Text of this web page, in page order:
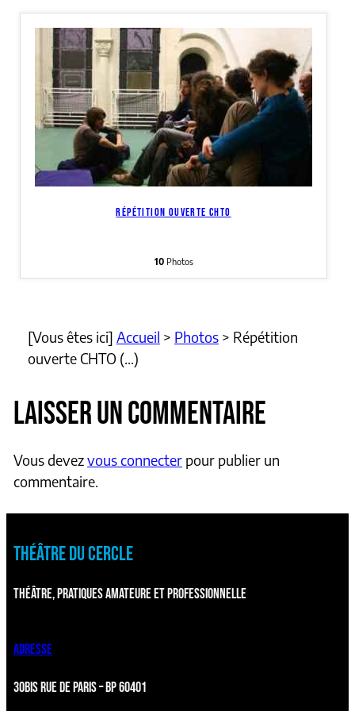
RÉPÉTITION OUVERTE CHTO
10Photos
[Vous êtes ici] Accueil > Photos> Répétition
ouverte CHTO (…)
LAISSER UN COMMENTAIRE
Vous devezvous connecterpour publier un
commentaire.
THÉÂTRE DU CERCLE
THÉÂTRE, PRATIQUES AMATEURE ET PROFESSIONNELLE
ADRESSE
30BIS RUE DE PARIS – BP 60401